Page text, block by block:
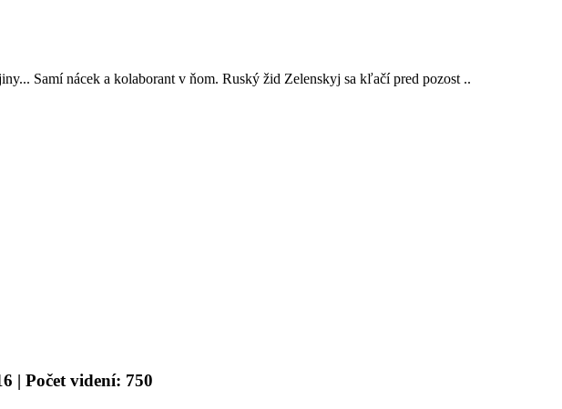
Samí nácek a kolaborant v ňom. Ruský žid Zelenskyj sa kľačí pred pozost ..
| Počet videní: 750